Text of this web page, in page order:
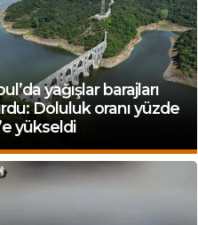
yağışlar barajları
Doluluk oranı yüzde
yükseldi